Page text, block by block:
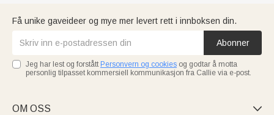
Få unike gaveideer og mye mer levert rett i innboksen din.
Abonner
Jeg har lest og forstått Personvern og cookies og godtar å motta
personlig tilpasset kommersiell kommunikasjon fra Callie via e-post.
OM OSS 